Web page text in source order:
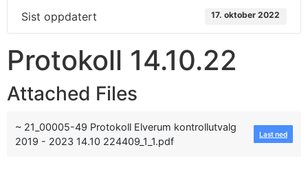
Sist oppdatert 17. oktober 2022
Protokoll 14.10.22
Attached Files
~ 21_00005-49 Protokoll Elverum kontrollutvalg
2019 - 2023 14.10 224409_1_1.pdf
Last ned